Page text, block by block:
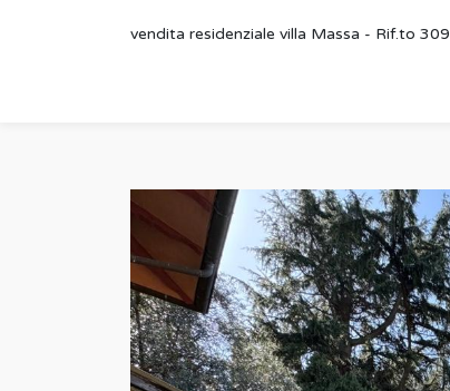
vendita residenziale villa Massa - Rif.to 309